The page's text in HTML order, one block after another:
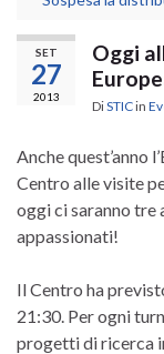
SET
27
2013
Oggi
DiSTICin
Anche quest’anno
Centro alle visite
oggi ci saranno
appassionati!
Il Centro ha
21:30. Per ogni
progetti di ricerca